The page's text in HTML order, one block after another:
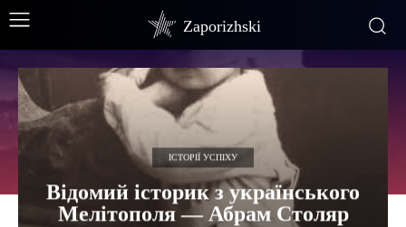
Zaporizhski
ІСТОРІЇ УСПІХУ
Відомий історик з українського
Мелітополя — Абрам Столяр